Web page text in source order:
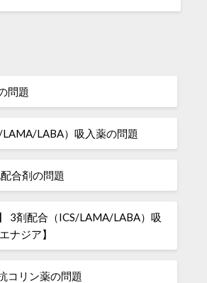
問題
LABA）吸入薬の問題
合剤の問題
3剤配合（ICS/LAMA/LABA）吸
ナジア】
コリン薬の問題